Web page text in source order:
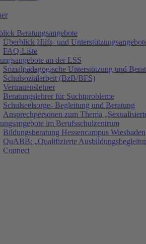
Beratungsangebote
Überblick Hilfs- und
FAQ-Liste
an der LSS
Sozialpädagogische Unterstützung und
Schulsozialarbeit (BzB/BFS)
Vertrauenslehrer
Beratungslehrer für Suchtprobleme
Schulseelsorge- Begleitung und Beratung
Ansprechpersonen zum Thema
im Berufsschulzentrum
Bildungsberatung Hessencampus Wiesbaden
QuABB: „Qualifizierte
Connect